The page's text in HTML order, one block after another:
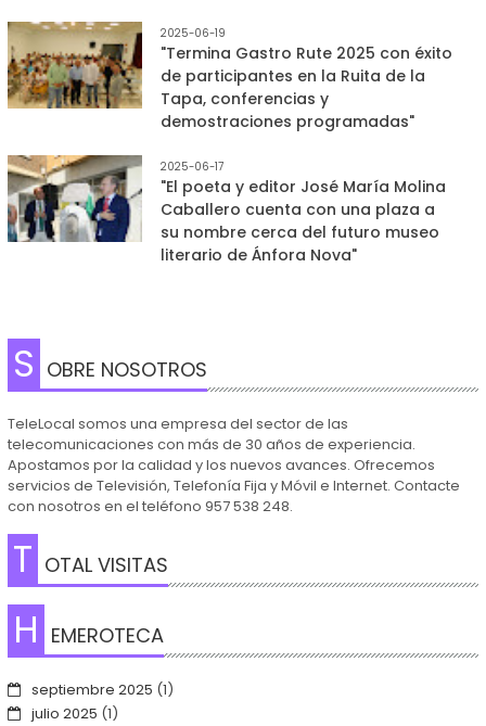
2025-06-19
"Termina Gastro Rute 2025 con éxito
de participantes en la Ruita de la
Tapa, conferencias y
demostraciones programadas"
2025-06-17
"El poeta y editor José María Molina
Caballero cuenta con una plaza a
su nombre cerca del futuro museo
literario de Ánfora Nova"
S OBRE NOSOTROS
TeleLocal somos una empresa del sector de las
telecomunicaciones con más de 30 años de experiencia.
Apostamos por la calidad y los nuevos avances. Ofrecemos
servicios de Televisión, Telefonía Fija y Móvil e Internet. Contacte
con nosotros en el teléfono 957 538 248.
T OTAL VISITAS
H EMEROTECA
septiembre 2025 (1)
julio 2025 (1)